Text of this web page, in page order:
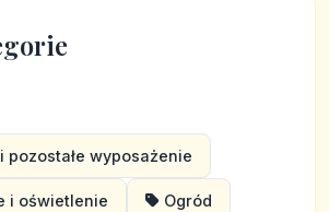
pozostałe wyposażenie
i oświetlenie Ogród